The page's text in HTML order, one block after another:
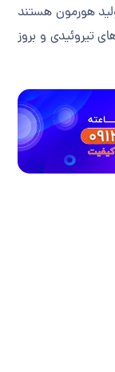
هورمون هستند
تیروئیدی و بروز